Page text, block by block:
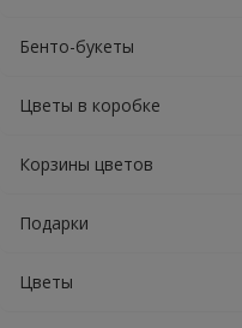
Бенто-букеты
Цветы в коробке
Корзины цветов
Подарки
Цветы